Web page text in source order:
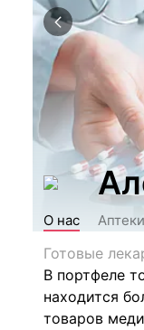
О нас Аптеки
Готовые
В портфеле
находится
товаров